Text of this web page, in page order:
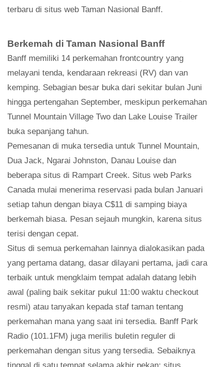
terbaru di situs web Taman Nasional Banff.
Berkemah di Taman Nasional Banff
Banff memiliki 14 perkemahan frontcountry yang
melayani tenda, kendaraan rekreasi (RV) dan van
kemping. Sebagian besar buka dari sekitar bulan Juni
hingga pertengahan September, meskipun perkemahan
Tunnel Mountain Village Two dan Lake Louise Trailer
buka sepanjang tahun.
Pemesanan di muka tersedia untuk Tunnel Mountain,
Dua Jack, Ngarai Johnston, Danau Louise dan
beberapa situs di Rampart Creek. Situs web Parks
Canada mulai menerima reservasi pada bulan Januari
setiap tahun dengan biaya C$11 di samping biaya
berkemah biasa. Pesan sejauh mungkin, karena situs
terisi dengan cepat.
Situs di semua perkemahan lainnya dialokasikan pada
yang pertama datang, dasar dilayani pertama, jadi cara
terbaik untuk mengklaim tempat adalah datang lebih
awal (paling baik sekitar pukul 11:00 waktu checkout
resmi) atau tanyakan kepada staf taman tentang
perkemahan mana yang saat ini tersedia. Banff Park
Radio (101.1FM) juga merilis buletin reguler di
perkemahan dengan situs yang tersedia. Sebaiknya
tinggal di satu tempat selama akhir pekan; situs